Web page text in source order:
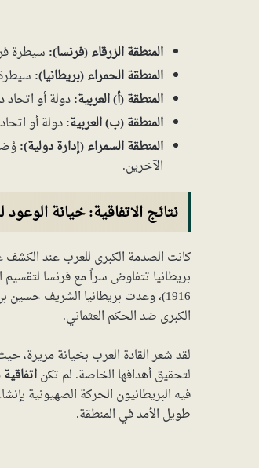
المنطقة الزرقاء (فرنسا): سيطرة
المنطقة الحمراء (بريطانيا):
المنطقة (أ) العربية:دولة أو
المنطقة (ب) العربية:دولة أو
المنطقة السمراء (إدارة دولية):
الآخرين.
نتائج الاتفاقية: خيانة الوعود
1916)، وعدت بريطانيا الشريف
الكبرى ضد الحكم العثماني.
لقد شعر القادة العرب بخيانة مريرة،
لتحقيق أهدافها الخاصة. لم تكن
فيه البريطانيون الحركة الصهيونية
طويل الأمد في المنطقة.